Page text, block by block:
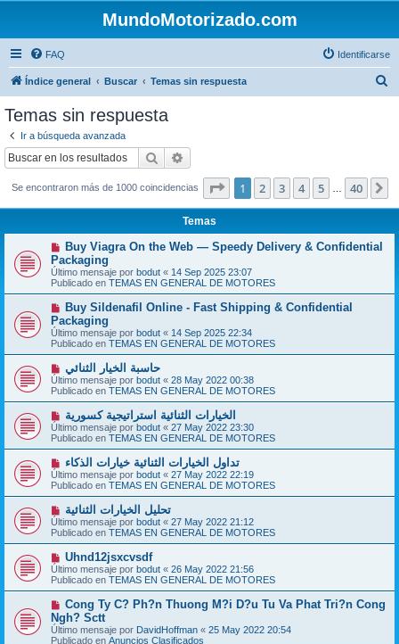
MundoMotorizado.com
FAQ Identificarse
Índice general Buscar Temas sin respuesta
Temas sin respuesta
Ir a búsqueda avanzada
Buscar
Se encontraron más de 1000 coincidencias Página de 40
1 2 3 4 5 40
Temas
N
e
v
o
m
n
s
a
Buy Viagra On the Web — Speedy Delivery & Confidential
Packaging
Último mensaje por bodut « 14 Sep 2025 23:07
Publicado en TEMAS EN GENERAL DE MOTORES
N
e
v
o
m
e
n
s
a
e
Buy Sildenafil Online - Fast Shipping & Confidential
Packaging
Último mensaje por bodut « 14 Sep 2025 22:34
Publicado en TEMAS EN GENERAL DE MOTORES
u
e
v
m
e
n
s
a
j
e
حاسبة الخيار الثنائي
Último mensaje por bodut « 28 May 2022 00:38
Publicado en TEMAS EN GENERAL DE MOTORES
N
u
e
v
m
e
n
s
a
j
e
الخيارات الثنائية استراتيجية كسورية
Último mensaje por bodut « 27 May 2022 23:30
Publicado en TEMAS EN GENERAL DE MOTORES
N
u
e
v
m
e
n
s
a
j
e
تداول الخيارات الثنائية خيارات الذكاء
Último mensaje por bodut « 27 May 2022 22:19
Publicado en TEMAS EN GENERAL DE MOTORES
N
u
e
v
o
m
e
n
s
a
j
e
تحليل الخيارات الثنائية
Último mensaje por bodut « 27 May 2022 21:12
Publicado en TEMAS EN GENERAL DE MOTORES
N
u
e
v
m
e
n
s
Uhnd12jsxcvsdf
Último mensaje por bodut « 26 May 2022 21:56
Publicado en TEMAS EN GENERAL DE MOTORES
N
e
v
Cong Ty C? Ph?n Thuong M?i D?u Tu Va Phat Tri?n Cong
Ngh? Sctt
Último mensaje por DavidHoffman « 25 May 2022 20:54
Publicado en Anuncios Clasificados